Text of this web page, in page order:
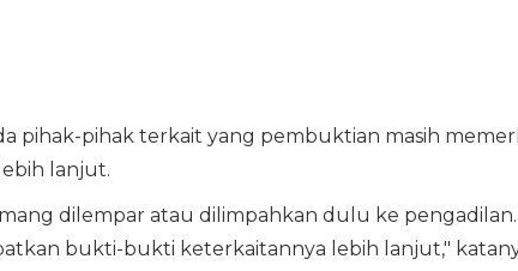
pihak-pihak terkait yang pembuktian masih
lanjut.
dilempar atau dilimpahkan dulu ke
bukti-bukti keterkaitannya lebih lanjut,"